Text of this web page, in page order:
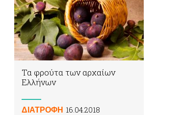
Τα φρούτα των αρχαίων
Ελλήνων
ΔΙΑΤΡΟΦΗ 16.04.2018